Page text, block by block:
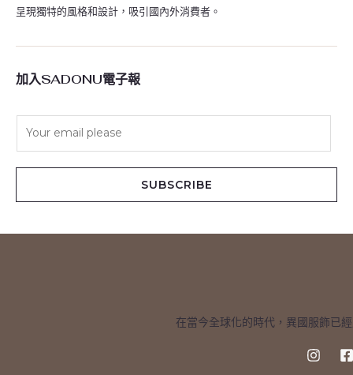
呈現獨特的風格和設計，吸引國內外消費者。
加入SADONU電子報
SUBSCRIBE
在當今全球化的時代，異國服飾已